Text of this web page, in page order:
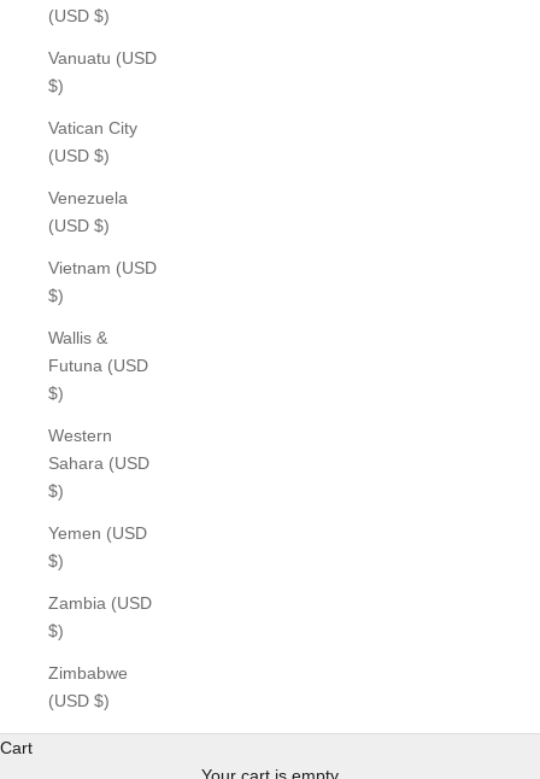
(USD $)
Vanuatu (USD
$)
Vatican City
(USD $)
Venezuela
(USD $)
Vietnam (USD
$)
Wallis &
Futuna (USD
$)
Western
Sahara (USD
$)
Yemen (USD
$)
Zambia (USD
$)
Zimbabwe
(USD $)
Cart
Your cart is empty